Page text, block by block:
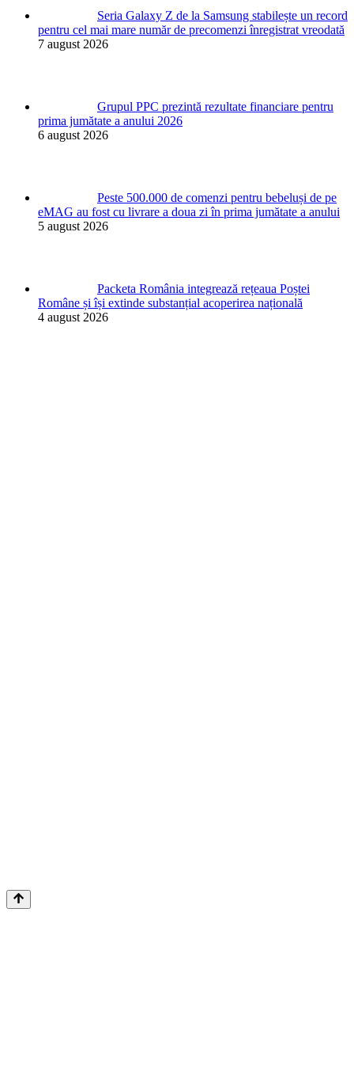
Seria Galaxy Z de la Samsung stabilește un record
pentru cel mai mare număr de precomenzi înregistrat vreodată
7 august 2026
Grupul PPC prezintă rezultate financiare pentru
prima jumătate a anului 2026
6 august 2026
Peste 500.000 de comenzi pentru bebeluși de pe
eMAG au fost cu livrare a doua zi în prima jumătate a anului
5 august 2026
Packeta România integrează rețeaua Poștei
Române și își extinde substanțial acoperirea națională
4 august 2026